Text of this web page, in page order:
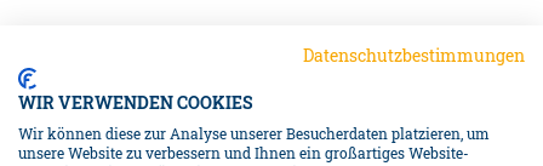
Datenschutzbestimmungen
WIR VERWENDEN COOKIES
Wir können diese zur Analyse unserer Besucherdaten platzieren, um
unsere Website zu verbessern und Ihnen ein großartiges Website-